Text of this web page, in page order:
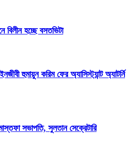
বিলীন হচ্ছে বসতভিটা
হুমায়ুন করিম ফের অ্যাসিস্ট্যান্ট অ্যাটর্নি
সভাপতি, সুলতান সেক্রেটারি